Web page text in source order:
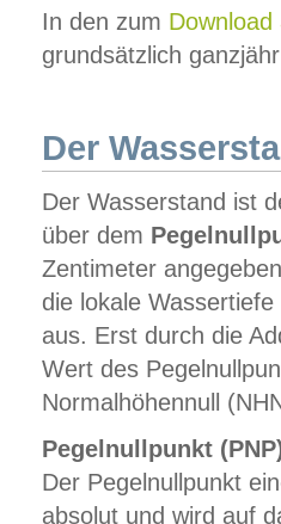
In den zum Download
grundsätzlich
Der
Der Wasserstand ist
über dem
Zentimeter
die lokale
aus. Erst durch die
Wert des
Normalhöhennull
Pegelnullpunkt
Der Pegelnullpunkt
absolut und wird auf